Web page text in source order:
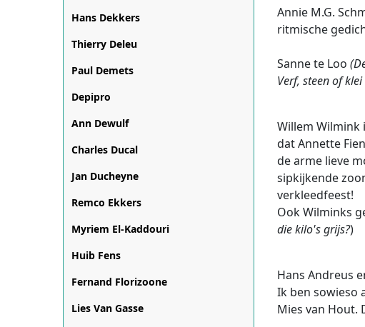
Annie M.G.
ritmische
Sanne te Loo
Verf, steen of klei
Willem
dat Annette
de arme lieve
sipkijkende
verkleedfeest!
Ook Wilminks
die kilo's grijs?)
Hans Andreus
Ik ben sowieso
Mies van Hout.
Hans Dekkers
Thierry Deleu
Paul Demets
Depipro
Ann Dewulf
Charles Ducal
Jan Ducheyne
Remco Ekkers
Myriem El-Kaddouri
Huib Fens
Fernand Florizoone
Lies Van Gasse